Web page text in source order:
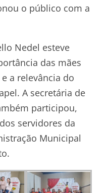
o público com a
Nedel esteve
das mães
a relevância do
A secretária de
participou,
servidores da
Municipal